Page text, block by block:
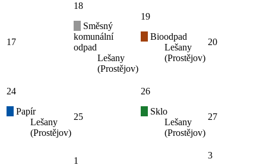
17
18
Směsný
komunální
odpad
Lešany
(Prostějov)
19
Bioodpad
Lešany
(Prostějov)
20
24
Papír
Lešany
(Prostějov)
25
26
Sklo
Lešany
(Prostějov)
27
1
3